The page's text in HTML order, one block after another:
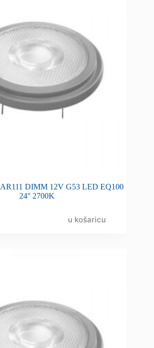
DIMM 12V G53 LED EQ100
24° 2700K
u košaricu